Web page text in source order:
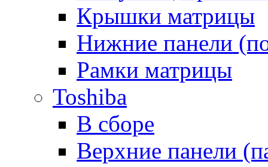
Крышки матрицы
Нижние панели
Рамки матрицы
Toshiba
В сборе
Верхние панели